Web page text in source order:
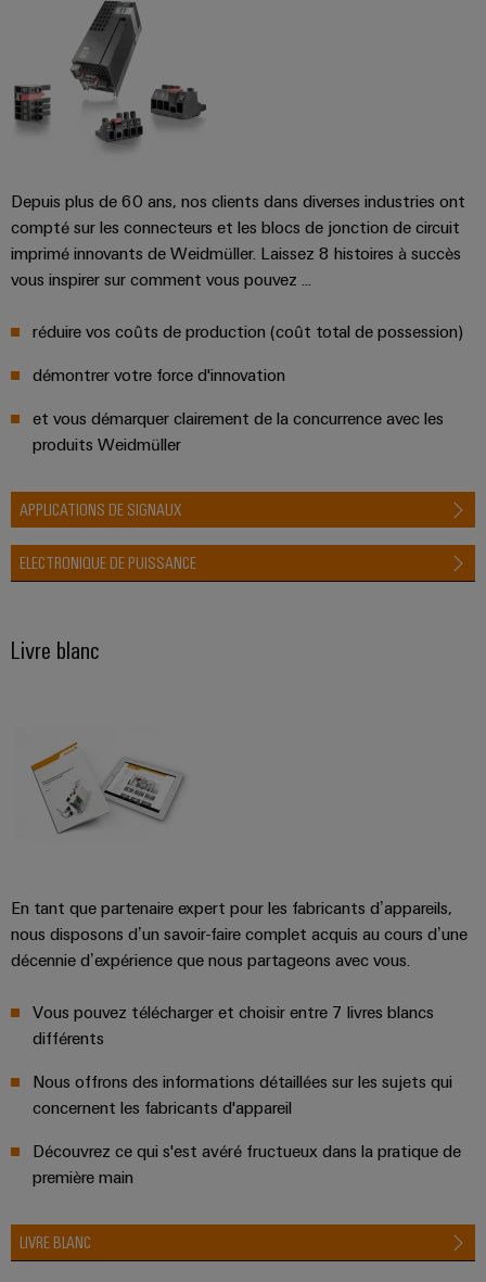
complètes
pour
l'industrie
maritime
Traitement
de
et
des
eaux
Solutions
pour
de
et
des
Hydrogène
L'hydrogène
comme
la
éolienne
Excellence
opérationnelle
dans
l'énergie
éolienne
services
industriels
easyConnect
Workplace
accessoires
Outils
Machines
automatiques
Logiciels
Repérages
Imprimantes
industrielles
Éclairage
industriel
l'armoire
Service
d'assemblage
de
raccordement
équipés
Boîtiers
modifiés
équipés
de
câbles
spécifiques
Depuis plus de 60 ans, nos clients dans diverses industries ont
compté sur les connecteurs et les blocs de jonction de circuit
imprimé innovants de Weidmüller. Laissez 8 histoires à succès
vous inspirer sur comment vous pouvez ...
réduire vos coûts de production (coût total de possession)
démontrer votre force d'innovation
et vous démarquer clairement de la concurrence avec les
produits Weidmüller
APPLICATIONS DE SIGNAUX
ELECTRONIQUE DE PUISSANCE
Livre blanc
En tant que partenaire expert pour les fabricants d’appareils,
nous disposons d’un savoir-faire complet acquis au cours d’une
décennie d’expérience que nous partageons avec vous.
Vous pouvez télécharger et choisir entre 7 livres blancs
différents
Nous offrons des informations détaillées sur les sujets qui
concernent les fabricants d'appareil
Découvrez ce qui s'est avéré fructueux dans la pratique de
première main
LIVRE BLANC